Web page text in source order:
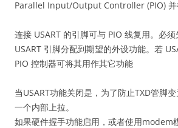
Parallel Input/Output Controller (PIO) 并
连接 USART 的引脚可与 PIO 线复用。必
USART 引脚分配到期望的外设功能。若
PIO 控制器可将其用作其它功能
当USART功能关闭是，为了防止TXD管脚
一个内部上拉。
如果硬件握手功能启用，或者使用modem